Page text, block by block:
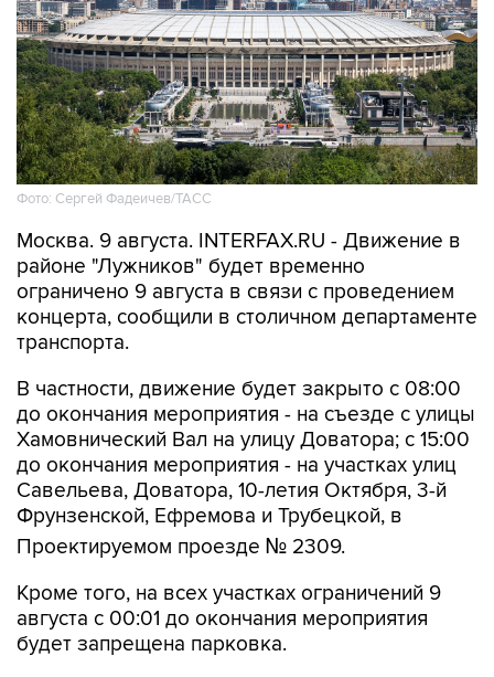
Фото: Сергей Фадеичев/ТАСС
Москва. 9 августа. INTERFAX.RU - Движение в
районе "Лужников" будет временно
ограничено 9 августа в связи с проведением
концерта, сообщили в столичном департаменте
транспорта.
В частности, движение будет закрыто с 08:00
до окончания мероприятия - на съезде с улицы
Хамовнический Вал на улицу Доватора; с 15:00
до окончания мероприятия - на участках улиц
Савельева, Доватора, 10-летия Октября, 3-й
Фрунзенской, Ефремова и Трубецкой, в
Проектируемом проезде № 2309.
Кроме того, на всех участках ограничений 9
августа с 00:01 до окончания мероприятия
будет запрещена парковка.